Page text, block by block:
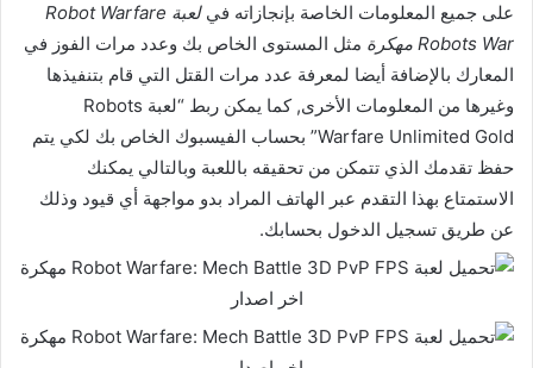
على جميع المعلومات الخاصة بإنجازاته في
لعبة Robot Warfare
Robots War مهكرة
مثل المستوى الخاص بك وعدد مرات الفوز في
المعارك بالإضافة أيضا لمعرفة عدد مرات القتل التي قام بتنفيذها
وغيرها من المعلومات الأخرى, كما يمكن ربط “لعبة Robots
Warfare Unlimited Gold” بحساب الفيسبوك الخاص بك لكي يتم
حفظ تقدمك الذي تتمكن من تحقيقه باللعبة وبالتالي يمكنك
الاستمتاع بهذا التقدم عبر الهاتف المراد بدو مواجهة أي قيود وذلك
عن طريق تسجيل الدخول بحسابك.